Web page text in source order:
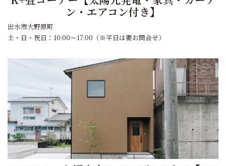
ン・エアコン付き】
出水市大野原町
土・日・祝日：10:00～17:00（※平日は要お問合せ）